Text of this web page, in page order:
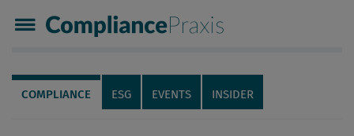
Compliance Praxis
Servicenavigation
Navigation
COMPLIANCE ESG EVENTS INSIDER